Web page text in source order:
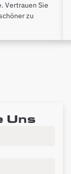
Vertrauen Sie
zu
Uns